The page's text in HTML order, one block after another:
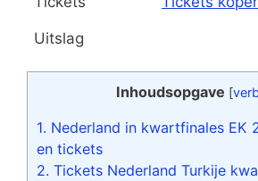
Uitslag
Inhoudsopgave [
1. Nederland in kwartfinales EK
en tickets
2. Tickets Nederland Turkije